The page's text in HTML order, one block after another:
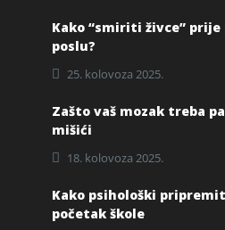
Kako “smiriti živce”
poslu?
25. kolovoza 2025.
Zašto vaš mozak treba
mišići
18. kolovoza 2025.
Kako psihološki
početak škole